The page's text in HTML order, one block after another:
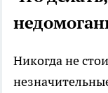
Никогда не